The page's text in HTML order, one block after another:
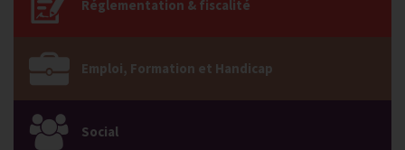
Réglementation & fiscalité
Emploi, Formation et Handicap
Social